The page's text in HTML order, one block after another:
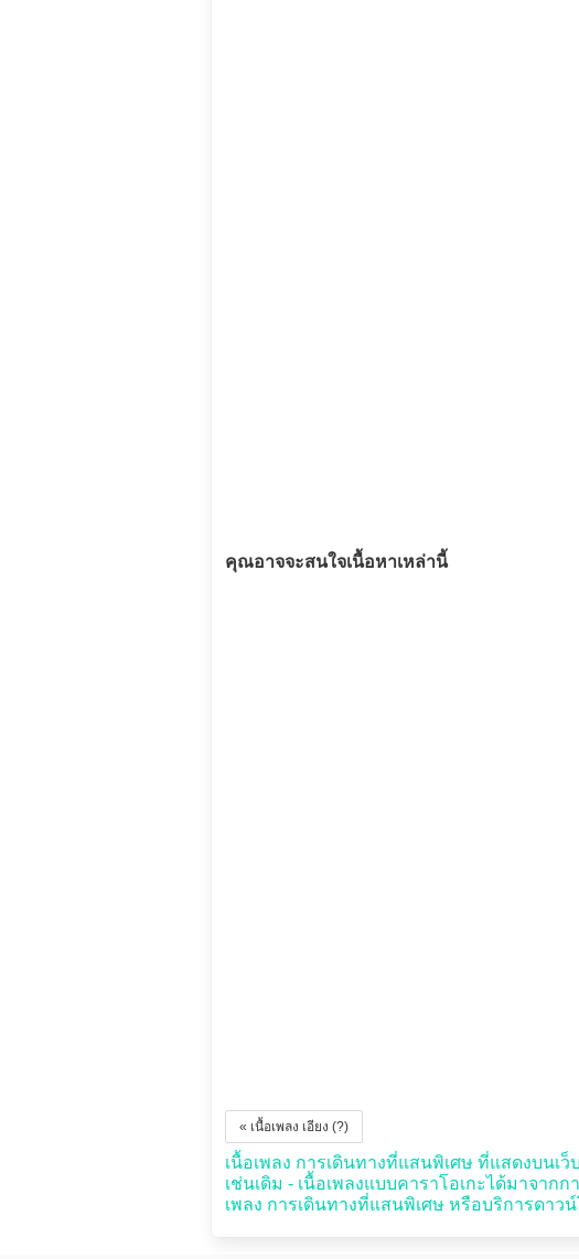
คุณอาจจะสนใจเนื้อหาเหล่านี้
« เนื้อเพลง เอียง (?)
เนื้อเพลง การเดินทางที่แสนพิเศษ ที่แสดงบนเ
เช่นเดิม - เนื้อเพลงแบบคาราโอเกะได้มาจา
เพลง การเดินทางที่แสนพิเศษ หรือบริการดา